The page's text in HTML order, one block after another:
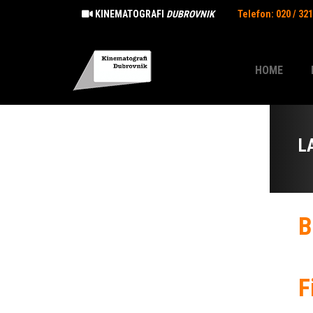
KINEMATOGRAFI DUBROVNIK Telefon: 020 /
HOME